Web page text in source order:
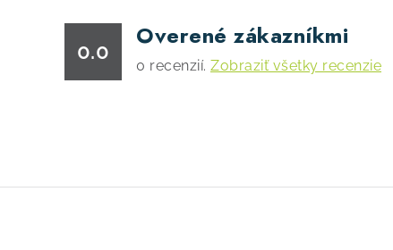
0.0
Overené zákazníkmi
0 recenzií. Zobraziť všetky recenzie